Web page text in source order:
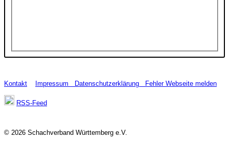
Kontakt Impressum Datenschutzerklärung Fehler Webseite melden
RSS-Feed
© 2026 Schachverband Württemberg e.V.